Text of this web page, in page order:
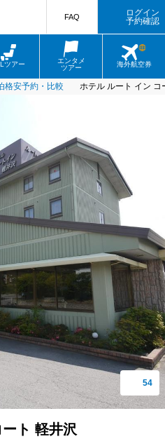
ツアー
エンタメ
ツアー
海外航空券
FAQ
ログイン
予約確認
格安予約・比較 ホテル ルート イン コ
ト 軽井沢